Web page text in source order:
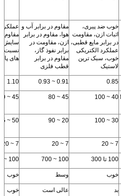
خوب ضد پیری،
اثبات ازن، مقاومت
در برابر مایع قطبی،
عملکرد الکتریکی
خوب، سبک ترین
لاستیک
مقاوم در برابر آب و
هوا، مقاوم در برابر
ازن، مقاومت در
برابر نفوذ گاز،
مقاوم در برابر
قطب فلزی
عملکرد
مقاوم
سایش
های
0.85
0.91 ~ 0.93
1.10
40 ~ 100
45 ~ 80
45 ~ 60
30 ~ 100
20 ~ 90
50 ~ 95
7 ~ 20
7 ~ 20
7 ~ 20
100 تا 300 100 ~ 700
100 ~ 500
خوب وسط خوب
بد عالی است خوب